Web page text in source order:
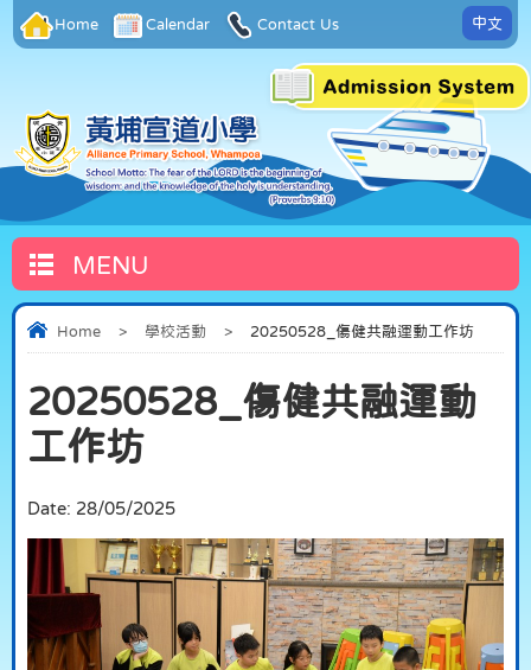
Home Calendar Contact Us 中文
MENU
Home > 學校活動 > 20250528_傷健共融運動工作坊
20250528_傷健共融運動
工作坊
Date: 28/05/2025